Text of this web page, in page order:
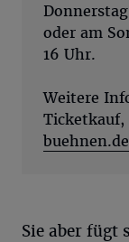
oder am
16 Uhr.
Weitere
Ticketkauf,
buehnen.de
Sie aber fügt